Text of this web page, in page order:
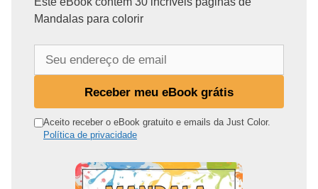
Mandalas para colorir
n
Receber meu eBook grátis
Aceito receber o eBook gratuito e emails da Just Color.
Política de privacidade